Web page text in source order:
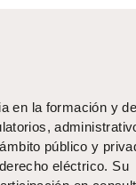
en la formación y
público y
eléctrico. Su